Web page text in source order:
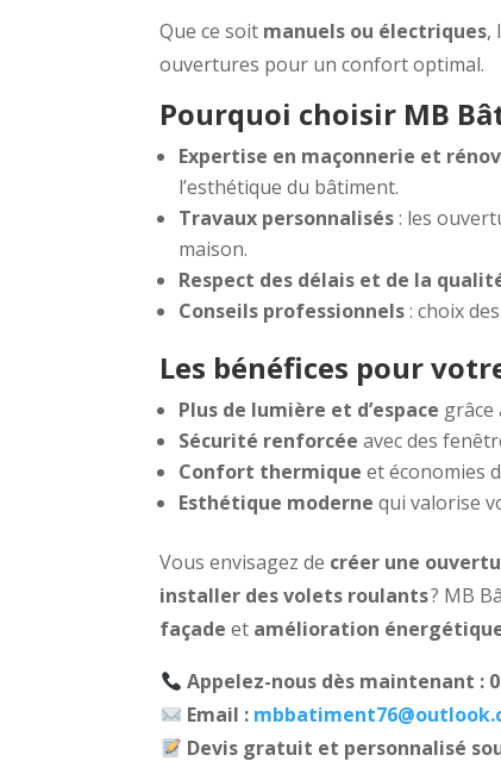
Que ce soit manuels ou électriques,
ouvertures pour un confort optimal.
Pourquoi choisir MB
Expertise en maçonnerie et
l’esthétique du bâtiment.
Travaux personnalisés: les
maison.
Respect des délais et de la
Conseils professionnels: choix
Les bénéfices pour
Plus de lumière et d’espace grâce
Sécurité renforcée avec des
Confort thermique et économies
Esthétique moderne qui valorise
Vous envisagez de créer une
installer des volets roulants? MB
façade et amélioration
Appelez-nous dès maintenant :
Email :
Devis gratuit et personnalisé